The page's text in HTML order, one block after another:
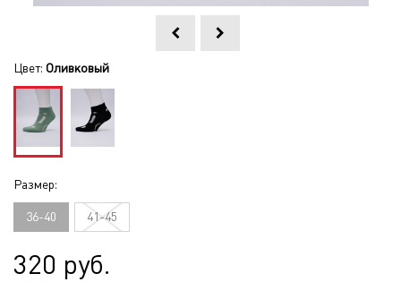
Цвет: Оливковый
Размер:
36-40 41-45
320 руб.